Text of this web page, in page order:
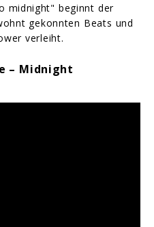
midnight" beginnt der
gekonnten Beats und
verleiht.
– Midnight